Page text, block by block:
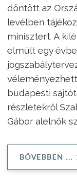
döntött az
levélben
minisztert. A
elmúlt egy
budapesti
részletekről
Gábor alelnök
BŐVEBBEN ...